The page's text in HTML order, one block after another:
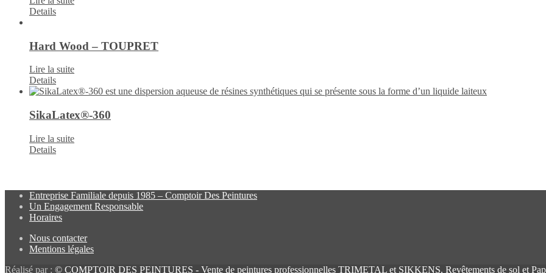
Details
Hard Wood – TOUPRET
Lire la suite
Details
SikaLatex®-360
Lire la suite
Details
Entreprise Familiale depuis 1985 – Comptoir Des Peintures
Un Engagement Responsable
Horaires
Nous contacter
Mentions légales
Réalisé par : © COMPTOIR DES PEINTURES - Vente de peintures professionnelles TRIMETAL et SIKKENS, Revêtements de sol et